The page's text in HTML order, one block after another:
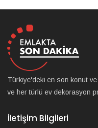
Türkiye'deki en son konut
ve her türlü ev dekorasyon
İletişim Bilgileri